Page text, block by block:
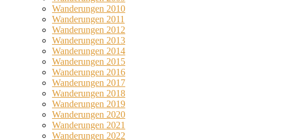
Wanderungen 2010
Wanderungen 2011
Wanderungen 2012
Wanderungen 2013
Wanderungen 2014
Wanderungen 2015
Wanderungen 2016
Wanderungen 2017
Wanderungen 2018
Wanderungen 2019
Wanderungen 2020
Wanderungen 2021
Wanderungen 2022